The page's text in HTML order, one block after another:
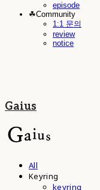
episode
☘︎Community
1:1 문의
review
notice
Gaius
All
Keyring
keyring